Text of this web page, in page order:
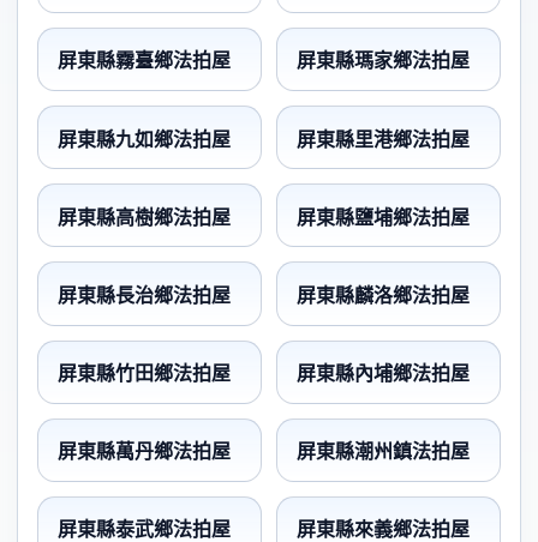
屏東縣霧臺鄉法拍屋 屏東縣瑪家鄉法拍屋
屏東縣九如鄉法拍屋 屏東縣里港鄉法拍屋
屏東縣高樹鄉法拍屋 屏東縣鹽埔鄉法拍屋
屏東縣長治鄉法拍屋 屏東縣麟洛鄉法拍屋
屏東縣竹田鄉法拍屋 屏東縣內埔鄉法拍屋
屏東縣萬丹鄉法拍屋 屏東縣潮州鎮法拍屋
屏東縣泰武鄉法拍屋 屏東縣來義鄉法拍屋